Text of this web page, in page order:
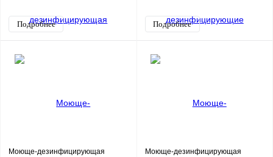
Подробнее Подробнее
Моюще-дезинфицирующая
Моюще-дезинфицирующая